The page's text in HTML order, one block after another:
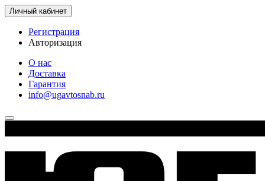
Личный кабинет
Регистрация
Авторизация
О нас
Доставка
Гарантия
info@ugavtosnab.ru